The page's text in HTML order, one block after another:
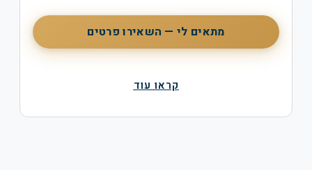
מתאים לי — השאירו פרטים
קראו עוד